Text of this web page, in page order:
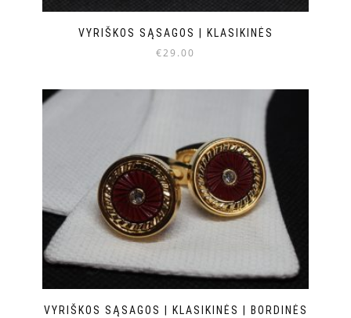
VYRIŠKOS SĄSAGOS | KLASIKINĖS
€29.00
VYRIŠKOS SĄSAGOS | KLASIKINĖS | BORDINĖS